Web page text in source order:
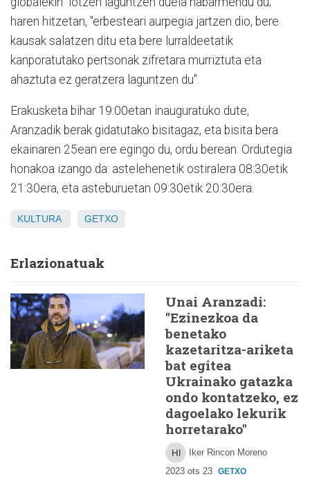
haren hitzetan, "erbesteari aurpegia jartzen dio, bere
kausak salatzen ditu eta bere lurraldeetatik
kanporatutako pertsonak zifretara murriztuta eta
ahaztuta ez geratzera laguntzen du".
Erakusketa bihar 19:00etan inauguratuko dute,
Aranzadik berak gidatutako bisitagaz, eta bisita bera
ekainaren 25ean ere egingo du, ordu berean. Ordutegia
honakoa izango da: astelehenetik ostiralera 08:30etik
21:30era, eta asteburuetan 09:30etik 20:30era.
KULTURA GETXO
Erlazionatuak
Unai Aranzadi:
"Ezinezkoa da
benetako
kazetaritza-ariketa
bat egitea
Ukrainako gatazka
ondo kontatzeko, ez
dagoelako lekurik
horretarako"
Iker Rincon Moreno
2023 ots 23 GETXO